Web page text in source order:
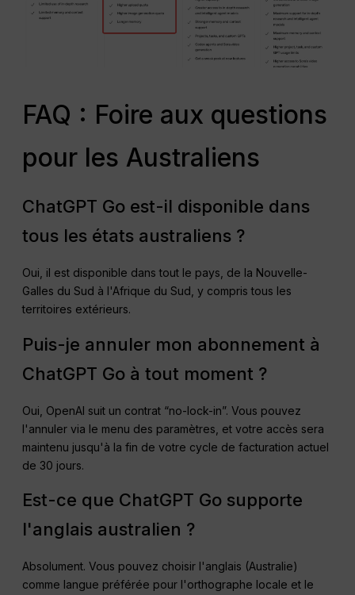
FAQ : Foire aux questions
pour les Australiens
ChatGPT Go est-il disponible dans
tous les états australiens ?
Oui, il est disponible dans tout le pays, de la Nouvelle-
Galles du Sud à l'Afrique du Sud, y compris tous les
territoires extérieurs.
Puis-je annuler mon abonnement à
ChatGPT Go à tout moment ?
Oui, OpenAI suit un contrat “no-lock-in”. Vous pouvez
l'annuler via le menu des paramètres, et votre accès sera
maintenu jusqu'à la fin de votre cycle de facturation actuel
de 30 jours.
Est-ce que ChatGPT Go supporte
l'anglais australien ?
Absolument. Vous pouvez choisir l'anglais (Australie)
comme langue préférée pour l'orthographe locale et le